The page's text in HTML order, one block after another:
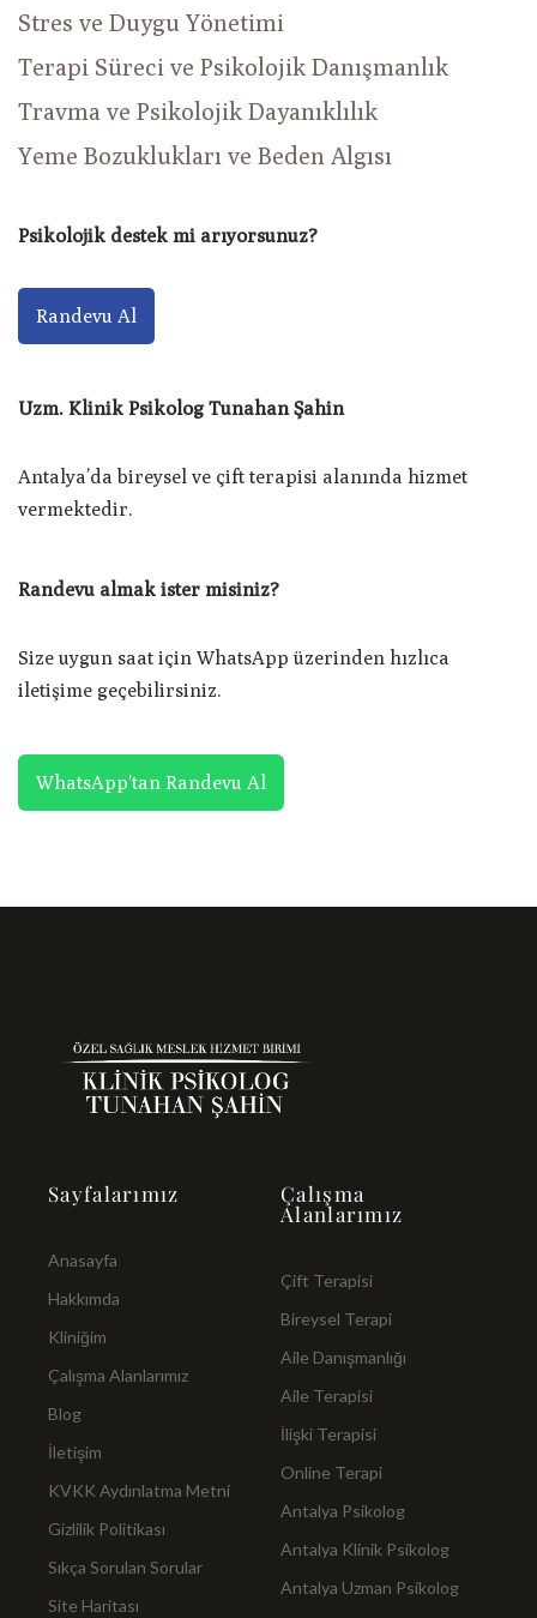
Stres ve Duygu Yönetimi
Terapi Süreci ve Psikolojik Danışmanlık
Travma ve Psikolojik Dayanıklılık
Yeme Bozuklukları ve Beden Algısı
Psikolojik destek mi arıyorsunuz?
Randevu Al
Uzm. Klinik Psikolog Tunahan Şahin
Antalya’da bireysel ve çift terapisi alanında hizmet
vermektedir.
Randevu almak ister misiniz?
Size uygun saat için WhatsApp üzerinden hızlıca
iletişime geçebilirsiniz.
WhatsApp'tan Randevu Al
Sayfalarımız
Anasayfa
Hakkımda
Kliniğim
Çalışma Alanlarımız
Blog
İletişim
KVKK Aydınlatma Metni
Gizlilik Politikası
Sıkça Sorulan Sorular
Site Haritası
Çalışma
Alanlarımız
Çift Terapisi
Bireysel Terapi
Aile Danışmanlığı
Aile Terapisi
İlişki Terapisi
Online Terapi
Antalya Psikolog
Antalya Klinik Psikolog
Antalya Uzman Psikolog